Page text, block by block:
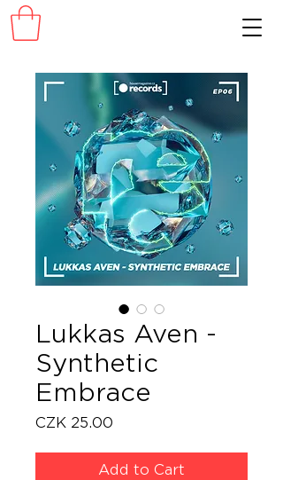
Lukkas Aven -
Synthetic
Embrace
CZK 25.00
Add to Cart